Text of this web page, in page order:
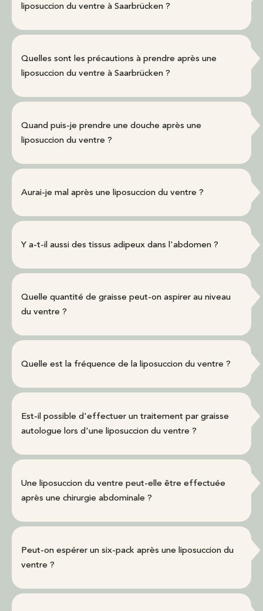
liposuccion du ventre à Saarbrücken ?
Quelles sont les précautions à prendre après une
liposuccion du ventre à Saarbrücken ?
Quand puis-je prendre une douche après une
liposuccion du ventre ?
Aurai-je mal après une liposuccion du ventre ?
Y a-t-il aussi des tissus adipeux dans l'abdomen ?
Quelle quantité de graisse peut-on aspirer au niveau
du ventre ?
Quelle est la fréquence de la liposuccion du ventre ?
Est-il possible d'effectuer un traitement par graisse
autologue lors d'une liposuccion du ventre ?
Une liposuccion du ventre peut-elle être effectuée
après une chirurgie abdominale ?
Peut-on espérer un six-pack après une liposuccion du
ventre ?